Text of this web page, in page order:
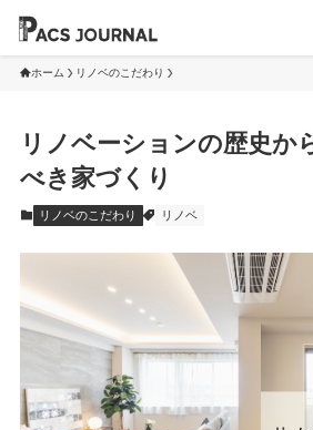
ホーム リノベのこだわり
リノベーションの歴史か
べき家づくり
リノベのこだわり リノベ